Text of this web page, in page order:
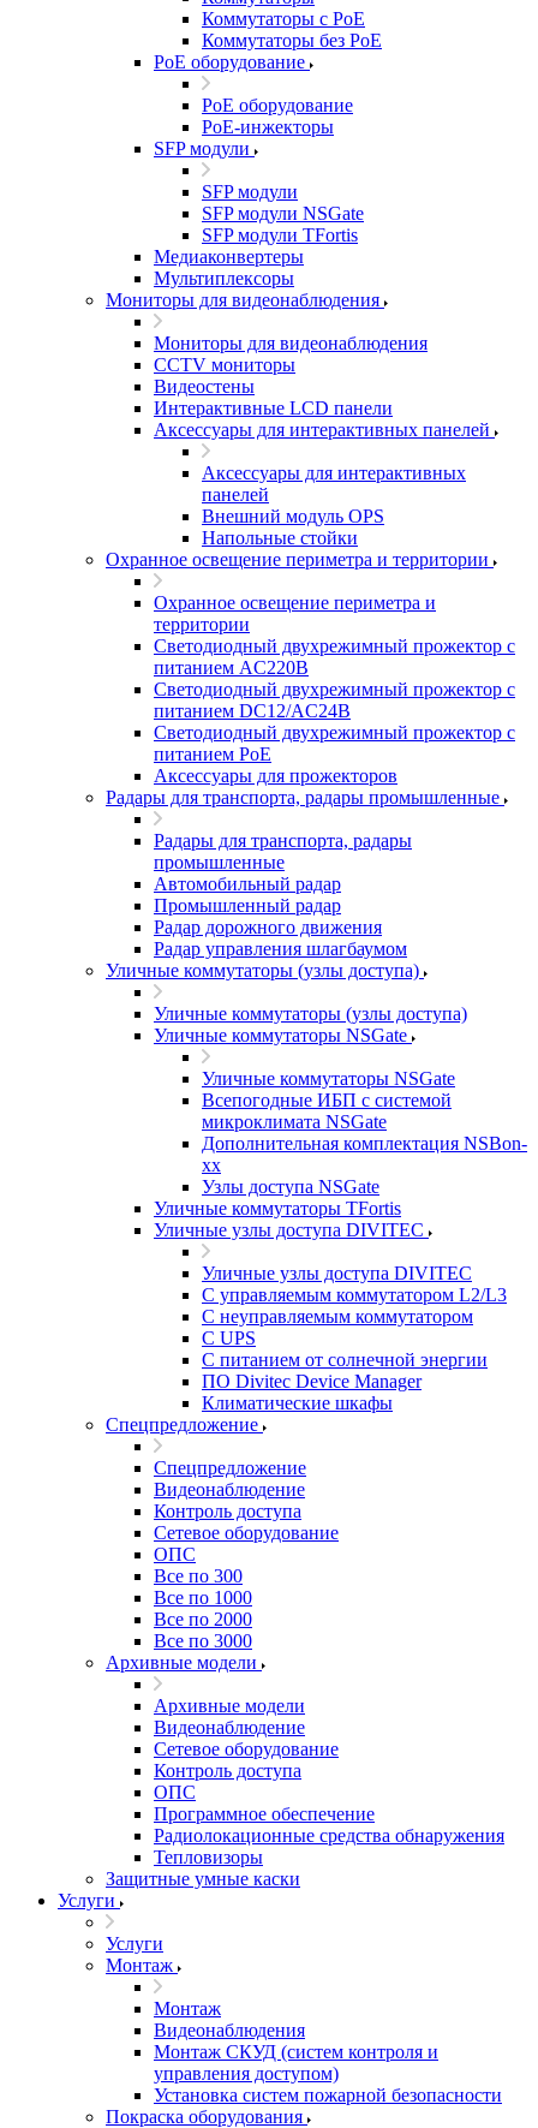
Коммутаторы с PoE
Коммутаторы без PoE
PoE оборудование
PoE оборудование
PoE-инжекторы
SFP модули
SFP модули
SFP модули NSGate
SFP модули TFortis
Медиаконвертеры
Мультиплексоры
Мониторы для видеонаблюдения
Мониторы для видеонаблюдения
CCTV мониторы
Видеостены
Интерактивные LCD панели
Аксессуары для интерактивных панелей
Аксессуары для интерактивных
панелей
Внешний модуль OPS
Напольные стойки
Охранное освещение периметра и территории
Охранное освещение периметра и
территории
Светодиодный двухрежимный прожектор с
питанием AC220В
Светодиодный двухрежимный прожектор с
питанием DC12/AC24В
Светодиодный двухрежимный прожектор с
питанием PoE
Аксессуары для прожекторов
Радары для транспорта, радары промышленные
Радары для транспорта, радары
промышленные
Автомобильный радар
Промышленный радар
Радар дорожного движения
Радар управления шлагбаумом
Уличные коммутаторы (узлы доступа)
Уличные коммутаторы (узлы доступа)
Уличные коммутаторы NSGate
Уличные коммутаторы NSGate
Всепогодные ИБП с системой
микроклимата NSGate
Дополнительная комплектация NSBon-
xx
Узлы доступа NSGate
Уличные коммутаторы TFortis
Уличные узлы доступа DIVITEC
Уличные узлы доступа DIVITEC
С управляемым коммутатором L2/L3
С неуправляемым коммутатором
С UPS
С питанием от солнечной энергии
ПО Divitec Device Manager
Климатические шкафы
Спецпредложение
Спецпредложение
Видеонаблюдение
Контроль доступа
Сетевое оборудование
ОПС
Все по 300
Все по 1000
Все по 2000
Все по 3000
Архивные модели
Архивные модели
Видеонаблюдение
Сетевое оборудование
Контроль доступа
ОПС
Программное обеспечение
Радиолокационные средства обнаружения
Тепловизоры
Защитные умные каски
Услуги
Услуги
Монтаж
Монтаж
Видеонаблюдения
Монтаж СКУД (систем контроля и
управления доступом)
Установка систем пожарной безопасности
Покраска оборудования